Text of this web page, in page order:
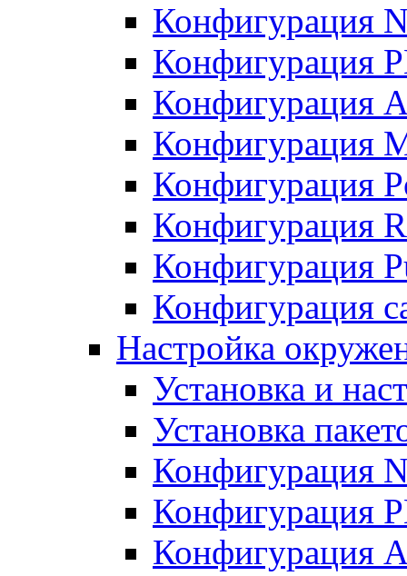
Конфигурация
Конфигурация
Конфигурация
Конфигурация
Конфигурация
Конфигурация
Конфигурация
Конфигурация
Настройка
Установка и
Установка
Конфигурация
Конфигурация
Конфигурация